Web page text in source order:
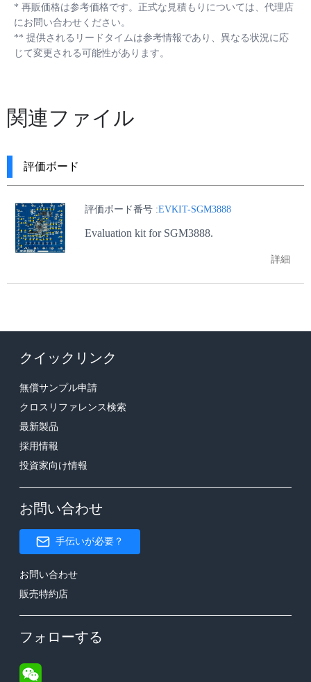
* 再販価格は参考価格です。正式な見積もりについては、代理店
にお問い合わせください。
** 提供されるリードタイムは参考情報であり、異なる状況に応
じて変更される可能性があります。
関連ファイル
評価ボード
評価ボード番号 :EVKIT-SGM3888
Evaluation kit for SGM3888.
詳細
クイックリンク
無償サンプル申請
クロスリファレンス検索
最新製品
採用情報
投資家向け情報
お問い合わせ
手伝いが必要？
お問い合わせ
販売特約店
フォローする